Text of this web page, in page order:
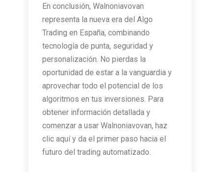
En conclusión, Walnoniavovan
representa la nueva era del Algo
Trading en España, combinando
tecnología de punta, seguridad y
personalización. No pierdas la
oportunidad de estar a la vanguardia y
aprovechar todo el potencial de los
algoritmos en tus inversiones. Para
obtener información detallada y
comenzar a usar Walnoniavovan, haz
clic aquí y da el primer paso hacia el
futuro del trading automatizado.